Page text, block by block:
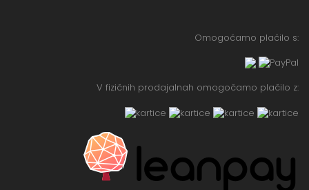
Omogočamo plačilo s:
V fizičnih prodajalnah omogočamo plačilo z: